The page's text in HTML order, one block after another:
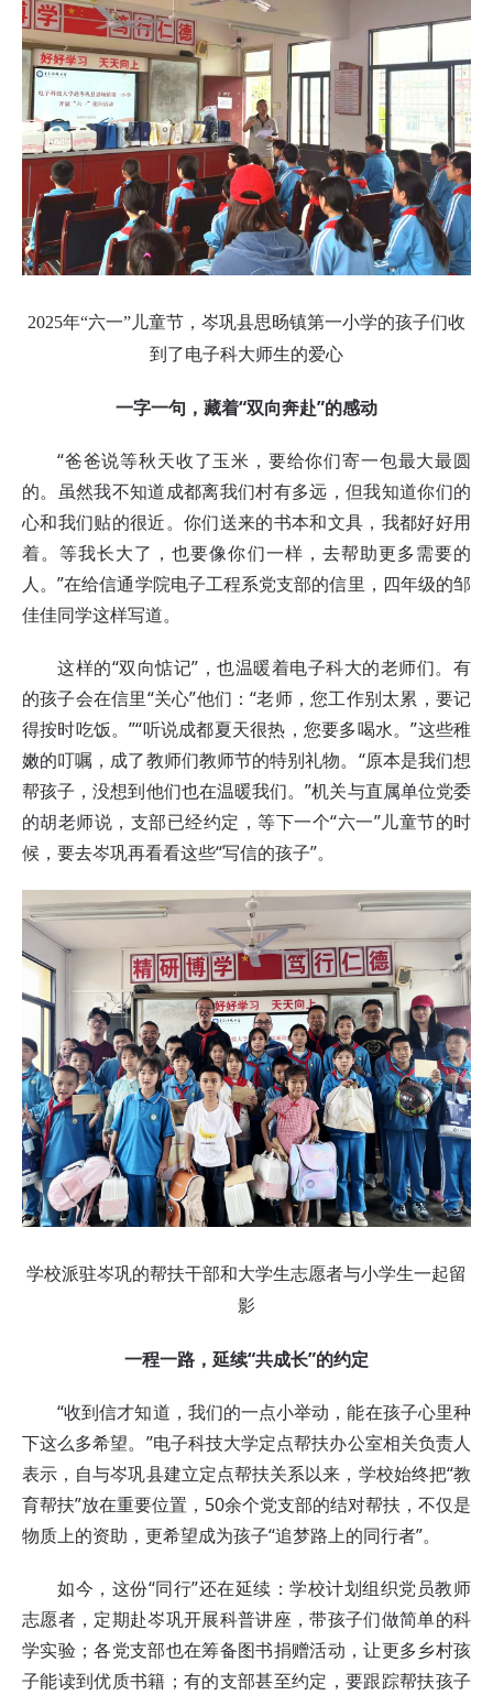
2025年“六一”儿童节，岑巩县思旸镇第一小学的孩子们收
到了电子科大师生的爱心
一字一句，藏着“双向奔赴”的感动
“爸爸说等秋天收了玉米，要给你们寄一包最大最圆
的。虽然我不知道成都离我们村有多远，但我知道你们的
心和我们贴的很近。你们送来的书本和文具，我都好好用
着。等我长大了，也要像你们一样，去帮助更多需要的
人。”在给信通学院电子工程系党支部的信里，四年级的邹
佳佳同学这样写道。
这样的“双向惦记”，也温暖着电子科大的老师们。有
的孩子会在信里“关心”他们：“老师，您工作别太累，要记
得按时吃饭。”“听说成都夏天很热，您要多喝水。”这些稚
嫩的叮嘱，成了教师们教师节的特别礼物。“原本是我们想
帮孩子，没想到他们也在温暖我们。”机关与直属单位党委
的胡老师说，支部已经约定，等下一个“六一”儿童节的时
候，要去岑巩再看看这些“写信的孩子”。
学校派驻岑巩的帮扶干部和大学生志愿者与小学生一起留
影
一程一路，延续“共成长”的约定
“收到信才知道，我们的一点小举动，能在孩子心里种
下这么多希望。”电子科技大学定点帮扶办公室相关负责人
表示，自与岑巩县建立定点帮扶关系以来，学校始终把“教
育帮扶”放在重要位置，50余个党支部的结对帮扶，不仅是
物质上的资助，更希望成为孩子“追梦路上的同行者”。
如今，这份“同行”还在延续：学校计划组织党员教师
志愿者，定期赴岑巩开展科普讲座，带孩子们做简单的科
学实验；各党支部也在筹备图书捐赠活动，让更多乡村孩
子能读到优质书籍；有的支部甚至约定，要跟踪帮扶孩子